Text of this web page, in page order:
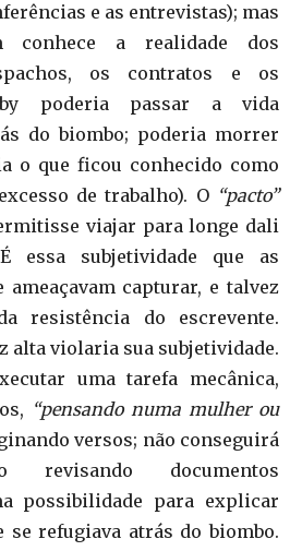
e as entrevistas); mas
conhece a realidade dos
os contratos e os
poderia passar a vida
do biombo; poderia morrer
o que ficou conhecido como
de trabalho). O “pacto”
viajar para longe dali
essa subjetividade que as
capturar, e talvez
resistência do escrevente.
alta violaria sua subjetividade.
uma tarefa mecânica,
“pensando numa mulher ou
versos; não conseguirá
documentos
possibilidade para explicar
se refugiava atrás do biombo.